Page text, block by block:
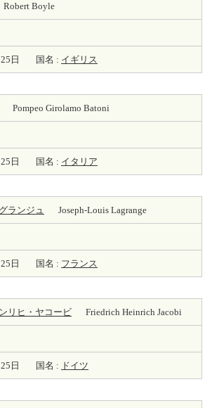
Robert Boyle
日 国名 : イギリス
Pompeo Girolamo Batoni
日 国名 : イタリア
ランジュ Joseph-Louis Lagrange
日 国名 : フランス
リヒ・ヤコービ Friedrich Heinrich Jacobi
日 国名 : ドイツ